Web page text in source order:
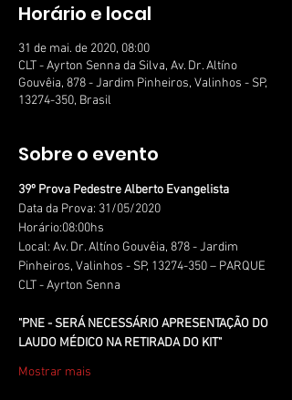
Horário e local
31 de mai. de 2020, 08:00
CLT - Ayrton Senna da Silva, Av. Dr. Altíno
Gouvêia, 878 - Jardim Pinheiros, Valinhos - SP,
13274-350, Brasil
Sobre o evento
39º Prova Pedestre Alberto Evangelista
Data da Prova: 31/05/2020
Horário:08:00hs
Local: Av. Dr. Altíno Gouvêia, 878 - Jardim
Pinheiros, Valinhos - SP, 13274-350 – PARQUE
CLT - Ayrton Senna
"PNE - SERÁ NECESSÁRIO APRESENTAÇÃO DO
LAUDO MÉDICO NA RETIRADA DO KIT"
Mostrar mais